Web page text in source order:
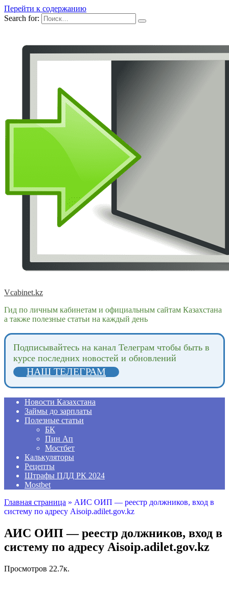
Перейти к содержанию
Search for:
Vcabinet.kz
Гид по личным кабинетам и официальным сайтам Казахстана
а также полезные статьи на каждый день
Подпиcывайтесь на канал Телеграм чтобы быть в
курсе последних новостей и обновлений
НАШ ТЕЛЕГРАМ
Новости Казахстана
Займы до зарплаты
Полезные статьи
БК
Пин Ап
Мостбет
Калькуляторы
Рецепты
Штрафы ПДД РК 2024
Mostbet
Главная страница » АИС ОИП — реестр должников, вход в
систему по адресу Aisoip.adilet.gov.kz
АИС ОИП — реестр должников, вход в
систему по адресу Aisoip.adilet.gov.kz
Просмотров 22.7к.